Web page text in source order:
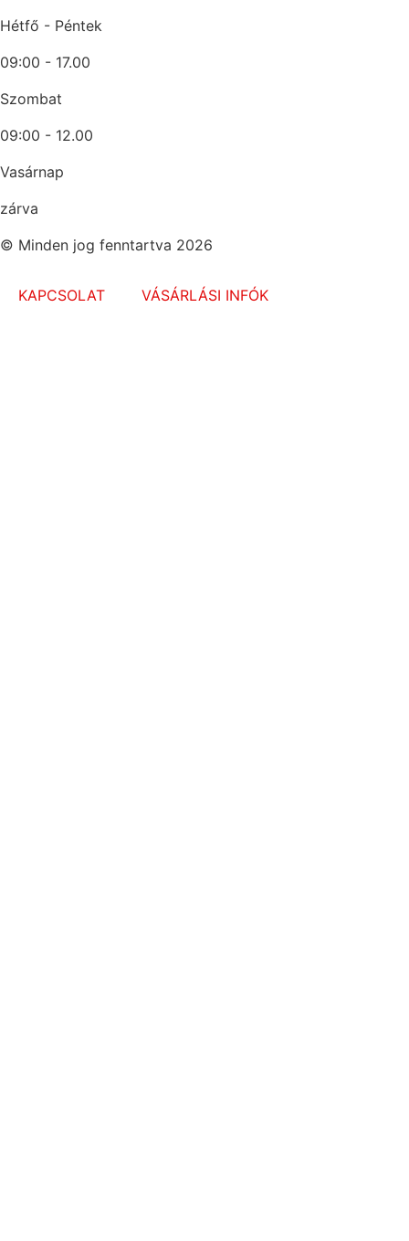
Hétfő - Péntek
09:00 - 17.00
Szombat
09:00 - 12.00
Vasárnap
zárva
© Minden jog fenntartva 2026
KAPCSOLAT VÁSÁRLÁSI INFÓK